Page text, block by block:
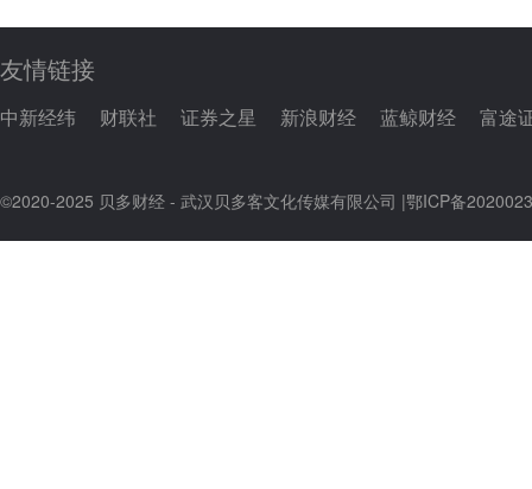
友情链接
中新经纬 财联社 证券之星 新浪财经 蓝鲸财经 富途
©2020-2025 贝多财经 - 武汉贝多客文化传媒有限公司 |鄂ICP备